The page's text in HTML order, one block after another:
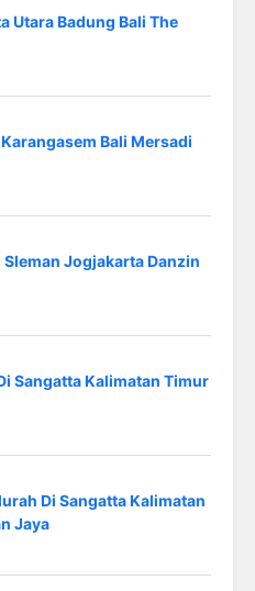
Utara Badung Bali The
Bali Mersadi
Jogjakarta Danzin
Sangatta Kalimatan Timur
Di Sangatta Kalimatan
Jaya